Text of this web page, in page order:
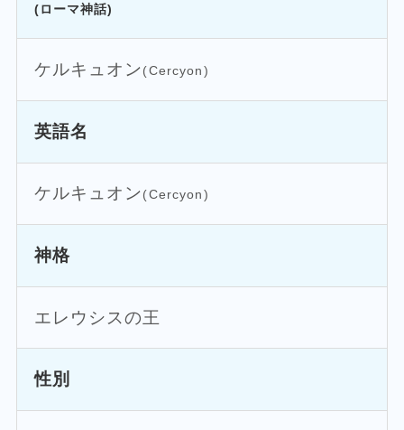
(ローマ神話)
ケルキュオン(Cercyon)
英語名
ケルキュオン(Cercyon)
神格
エレウシスの王
性別